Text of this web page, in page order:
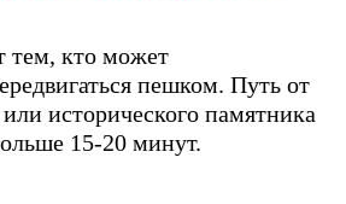
тем, кто может
пешком. Путь от
или исторического памятника
15-20 минут.